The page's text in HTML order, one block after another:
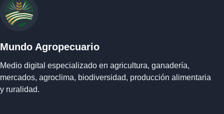
Mundo Agropecuario
Medio digital especializado en agricultura, ganadería,
mercados, agroclima, biodiversidad, producción alimentaria
y ruralidad.